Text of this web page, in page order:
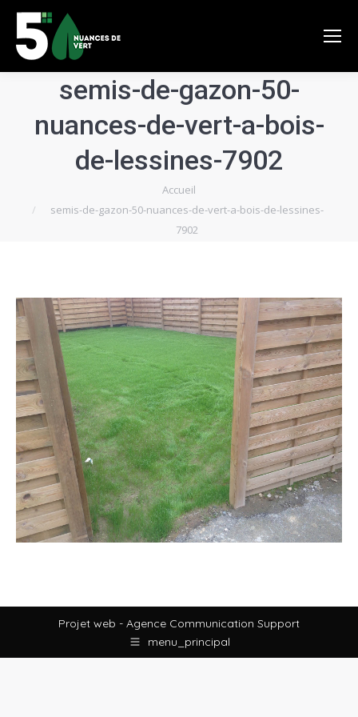
semis-de-gazon-50-
nuances-de-vert-a-bois-
de-lessines-7902
Accueil
semis-de-gazon-50-nuances-de-vert-a-bois-de-lessines-
7902
Projet web - Agence Communication Support
menu_principal